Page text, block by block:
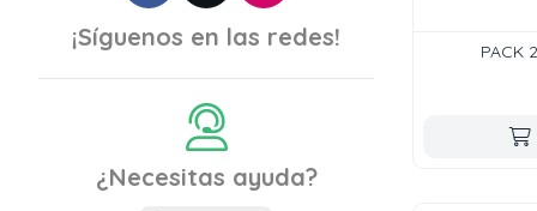
PACK
¡Síguenos en las redes!
¿Necesitas ayuda?